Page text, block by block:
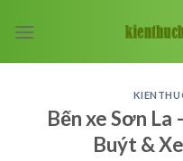
Bến xe Sơn La
Buýt &